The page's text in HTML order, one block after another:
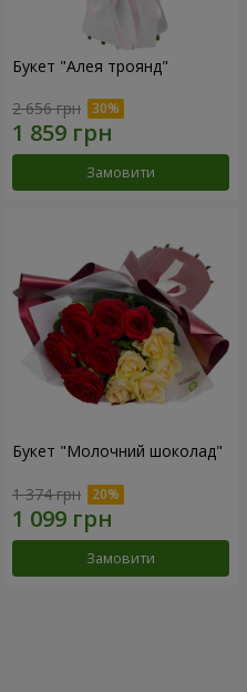
Букет "Алея троянд"
2 656 грн
Замовити
Букет "Молочний шоколад"
1 374 грн
Замовити